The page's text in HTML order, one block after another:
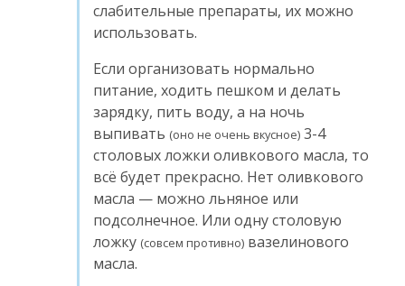
слабительные препараты, их можно
использовать.
Если организовать нормально
питание, ходить пешком и делать
зарядку, пить воду, а на ночь
выпивать (оно не очень вкусное) 3-4
столовых ложки оливкового масла, то
всё будет прекрасно. Нет оливкового
масла — можно льняное или
подсолнечное. Или одну столовую
ложку (совсем противно) вазелинового
масла.